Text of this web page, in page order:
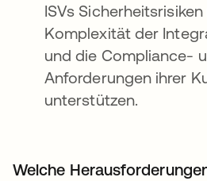
ISVs
Komplexität der
und die Compliance-
Anforderungen ihrer
unterstützen.
Welche